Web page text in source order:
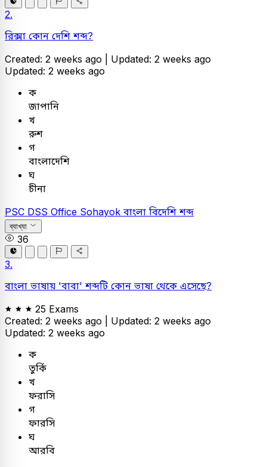
2.
রিক্সা কোন দেশি শব্দ?
Created: 2 weeks ago | Updated: 2 weeks ago
Updated: 2 weeks ago
ক
জাপানি
খ
রুশ
গ
বাংলাদেশি
ঘ
চীনা
PSC DSS Office Sohayok বাংলা বিদেশি শব্দ
ব্যাখ্যা
36
3.
বাংলা ভাষায় 'বাবা' শব্দটি কোন ভাষা থেকে এসেছে?
25 Exams
Created: 2 weeks ago | Updated: 2 weeks ago
Updated: 2 weeks ago
ক
তুর্কি
খ
ফরাসি
গ
ফারসি
ঘ
আরবি